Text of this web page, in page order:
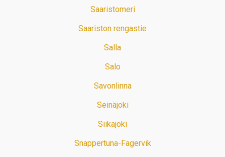
Saaristomeri
Saariston rengastie
Salla
Salo
Savonlinna
Seinäjoki
Siikajoki
Snappertuna-Fagervik